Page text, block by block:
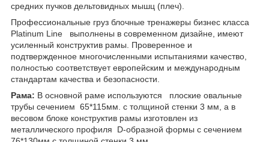
средних пучков дельтовидных мышц (плеч).
Профессиональные груз блочные тренажеры бизнес класса
Platinum Line выполнены в современном дизайне, имеют
усиленный конструктив рамы. Проверенное и
подтвержденное многочисленными испытаниями качество,
полностью соответствует европейским и международным
стандартам качества и безопасности.
Рама: В основной раме используются плоские овальные
трубы сечением 65*115мм. с толщиной стенки 3 мм, а в
весовом блоке конструктив рамы изготовлен из
металлического профиля D-образной формы с сечением